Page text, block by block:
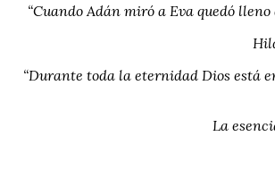
“Cuando Adán miró a Eva quedó
“Durante toda la eternidad Dios está
La